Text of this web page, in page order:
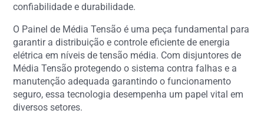
confiabilidade e durabilidade.
O Painel de Média Tensão é uma peça fundamental para
garantir a distribuição e controle eficiente de energia
elétrica em níveis de tensão média. Com disjuntores de
Média Tensão protegendo o sistema contra falhas e a
manutenção adequada garantindo o funcionamento
seguro, essa tecnologia desempenha um papel vital em
diversos setores.